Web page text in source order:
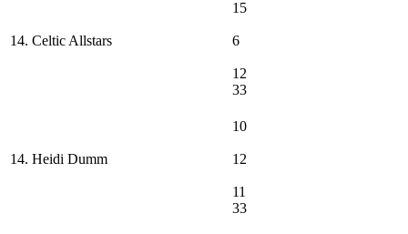
14. Celtic Allstars
15
6
12
33
14. Heidi Dumm
10
12
11
33